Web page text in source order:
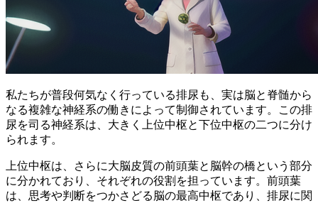
私たちが普段何気なく行っている排尿も、実は脳と脊髄から
なる複雑な神経系の働きによって制御されています。この排
尿を司る神経系は、大きく上位中枢と下位中枢の二つに分け
られます。
上位中枢は、さらに大脳皮質の前頭葉と脳幹の橋という部分
に分かれており、それぞれの役割を担っています。 前頭葉
は、思考や判断をつかさどる脳の最高中枢であり、排尿に関